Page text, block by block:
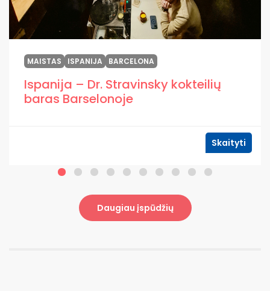
MAISTAS ISPANIJA BARCELONA
Ispanija – Dr. Stravinsky kokteilių
baras Barselonoje
Skaityti
Daugiau įspūdžių